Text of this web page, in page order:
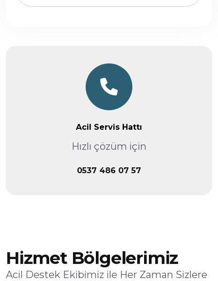
Acil Servis Hattı
Hızlı çözüm için
0537 486 07 57
Hizmet Bölgelerimiz
Acil Destek Ekibimiz ile Her Zaman Sizlere